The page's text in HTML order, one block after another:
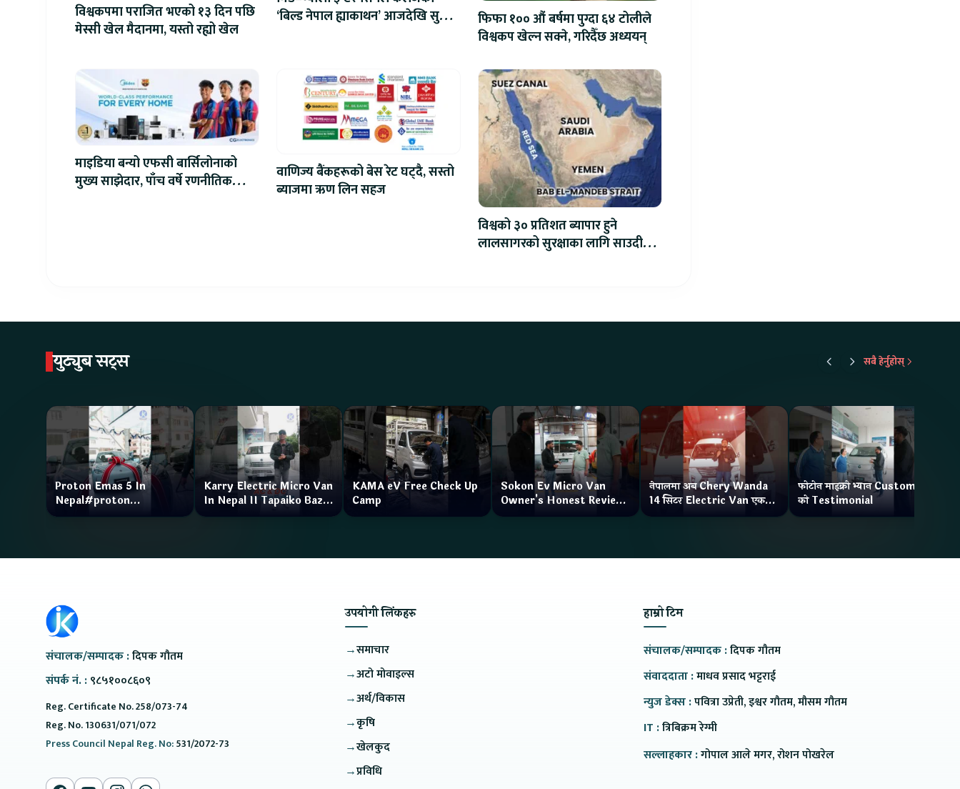
विश्वकपमा पराजित भएको १३ दिन पछि
मेस्सी खेल मैदानमा, यस्तो रह्यो खेल
‘बिल्ड नेपाल ह्याकाथन’ आजदेखि सुरु,
फिफा १०० औं बर्षमा पुग्दा ६४ टोलीले
विश्वकप खेल्न सक्ने, गरिदैँछ अध्ययन्
माइडिया बन्यो एफसी बार्सिलोनाको
मुख्य साझेदार, पाँच वर्षे रणनीतिक
वाणिज्य बैंकहरूको बेस रेट घट्दै, सस्तो
ब्याजमा ऋण लिन सहज
विश्वको ३० प्रतिशत ब्यापार हुने
लालसागरको सुरक्षाका लागि साउदीले
युट्युब सट्स सबै हेर्नुहोस्
Proton Emas 5 In
Nepal#proton
#protonemas5#protonnepal#evcarnepal
Karry Electric Micro Van
In Nepal II Tapaiko Bazar
II Jankari Kendra
KAMA eV Free Check Up
Camp
Sokon Ev Micro Van
Owner's Honest Review
How is the service?
नेपालमा अब Chery Wanda
14 सिटर Electric Van एक
Charge मा दिन्छ 300KM
फोटोन माइक्रो भ्यान Customer
को Testimonial
संचालक/सम्पादक :दिपक गौतम
संपर्क नं. :९८५१००८६०९
Reg. Certificate No. 258/073-74
Reg. No. 130631/071/072
Press Council Nepal Reg. No:531/2072-73
उपयोगी लिंकहरु
→समाचार
→अटो मोवाइल्स
→अर्थ/विकास
→कृषि
→खेलकुद
→प्रविधि
हाम्रो टिम
संचालक/सम्पादक :दिपक गौतम
संवाददाता :माधव प्रसाद भट्टराई
न्युज डेक्स :पवित्रा उप्रेती, इश्वर गौतम, मौसम गौतम
IT :त्रिबिक्रम रेग्मी
सल्लाहकार :गोपाल आले मगर, रोशन पोखरेल